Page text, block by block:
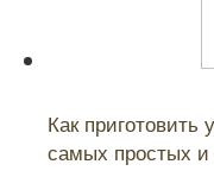
Как
самых простых и